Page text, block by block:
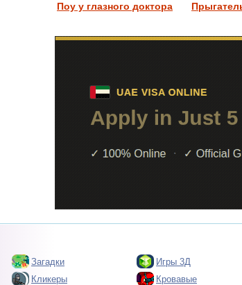
Поу у глазного доктора
Загадки Игры 3Д
Кликеры Кровавые